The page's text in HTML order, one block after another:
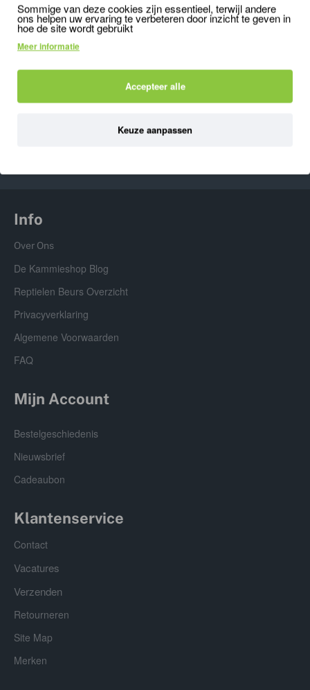
'); mywindow.document.close(); mywindow.focus();
setTimeout(function () { mywindow.print(); mywindow.close(); }, 500);
ONLANGS BEKEKEN MEEST BEKEKEN
2,95
Info
Over Ons
De Kammieshop Blog
Reptielen Beurs Overzicht
Privacyverklaring
Algemene Voorwaarden
FAQ
Mijn Account
Bestelgeschiedenis
Nieuwsbrief
Cadeaubon
Klantenservice
Contact
Vacatures
Verzenden
Retourneren
Site Map
Merken
Sommige van deze cookies zijn essentieel, terwijl andere
ons helpen uw ervaring te verbeteren door inzicht te geven in
hoe de site wordt gebruikt
Meer informatie
Accepteer alle
Keuze aanpassen